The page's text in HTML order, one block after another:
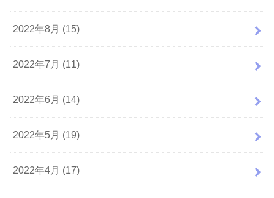
2022年8月 (15)
2022年7月 (11)
2022年6月 (14)
2022年5月 (19)
2022年4月 (17)